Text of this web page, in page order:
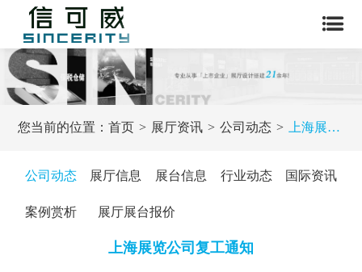
您当前的位置：首页 展厅资讯 公司动态 上海展览公司复工通知
公司动态 展厅信息 展台信息 行业动态 国际资讯
案例赏析 展厅展台报价
上海展览公司复工通知